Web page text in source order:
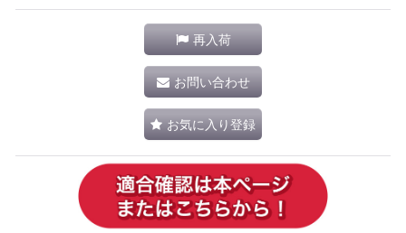
再入荷
お問い合わせ
お気に入り登録